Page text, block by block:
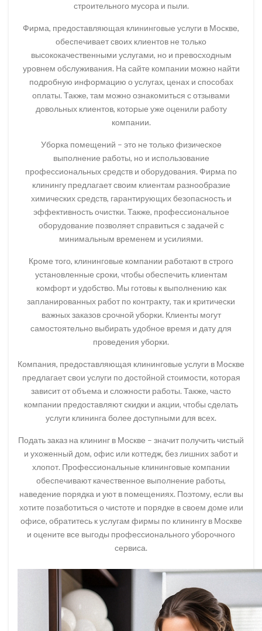
строительного мусора и пыли.
Фирма, предоставляющая клининговые услуги в Москве,
обеспечивает своих клиентов не только
высококачественными услугами, но и превосходным
уровнем обслуживания. На сайте компании можно найти
подробную информацию о услугах, ценах и способах
оплаты. Также, там можно ознакомиться с отзывами
довольных клиентов, которые уже оценили работу
компании.
Уборка помещений – это не только физическое
выполнение работы, но и использование
профессиональных средств и оборудования. Фирма по
клинингу предлагает своим клиентам разнообразие
химических средств, гарантирующих безопасность и
эффективность очистки. Также, профессиональное
оборудование позволяет справиться с задачей с
минимальным временем и усилиями.
Кроме того, клининговые компании работают в строго
установленные сроки, чтобы обеспечить клиентам
комфорт и удобство. Мы готовы к выполнению как
запланированных работ по контракту, так и критически
важных заказов срочной уборки. Клиенты могут
самостоятельно выбирать удобное время и дату для
проведения уборки.
Компания, предоставляющая клининговые услуги в Москве
предлагает свои услуги по достойной стоимости, которая
зависит от объема и сложности работы. Также, часто
компании предоставляют скидки и акции, чтобы сделать
услуги клининга более доступными для всех.
Подать заказ на клининг в Москве – значит получить чистый
и ухоженный дом, офис или коттедж, без лишних забот и
хлопот. Профессиональные клининговые компании
обеспечивают качественное выполнение работы,
наведение порядка и уют в помещениях. Поэтому, если вы
хотите позаботиться о чистоте и порядке в своем доме или
офисе, обратитесь к услугам фирмы по клинингу в Москве
и оцените все выгоды профессионального уборочного
сервиса.